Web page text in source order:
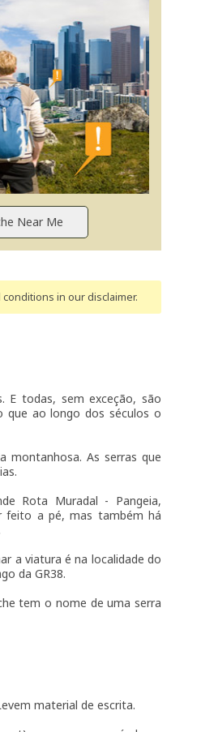
conditions in our disclaimer.
E todas, sem exceção, são
que ao longo dos séculos o
montanhosa. As serras que
Rota Muradal - Pangeia,
feito a pé, mas também há
a viatura é na localidade do
da GR38.
tem o nome de uma serra
material de escrita.